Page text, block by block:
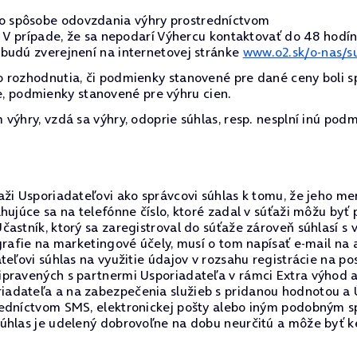
spôsobe odovzdania výhry prostredníctvom
prípade, že sa nepodarí Výhercu kontaktovať do 48
zverejnení na internetovej stránke www.o2.sk/o-nas/
či podmienky stanovené pre dané ceny boli
stanovené pre výhru cien.
vzdá sa výhry, odoprie súhlas, resp. nesplní inú
Usporiadateľovi ako správcovi súhlas k tomu, že jeho
sa na telefónne číslo, ktoré zadal v súťaži môžu byť
ktorý sa zaregistroval do súťaže zároveň súhlasí
na marketingové účely, musí o tom napísať e-mail na
súhlas na využitie údajov v rozsahu registrácie na
s partnermi Usporiadateľa v rámci Extra
a na zabezpečenia služieb s pridanou hodnotou a
SMS, elektronickej pošty alebo iným podobným
je udelený dobrovoľne na dobu neurčitú a môže byť